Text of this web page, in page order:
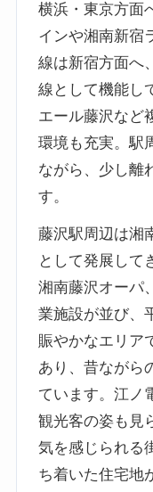
横浜・東京方面
インや湘南新宿
線は新宿方面へ
線として機能し
エール藤沢など
環境も充実。駅
ながら、少し離
す。
藤沢駅周辺は湘
として発展して
湘南藤沢オーパ
業施設が並び、
賑やかなエリア
あり、昔ながら
ています。江ノ
観光客の姿も見
気を感じられる
ち着いた住宅地